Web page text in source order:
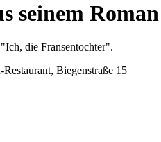
seinem Roman
die Fransentochter".
Biegenstraße 15